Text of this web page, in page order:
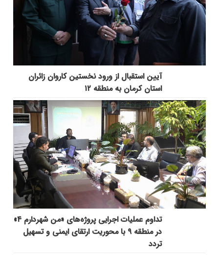
آیین استقبال از ورود نخستین کاروان زائران
استان کرمان به منطقه ۱۲
تداوم عملیات اجرایی پروژه‌های «من شهردارم ۴»
در منطقه ۹ با محوریت ارتقای ایمنی و تسهیل
تردد